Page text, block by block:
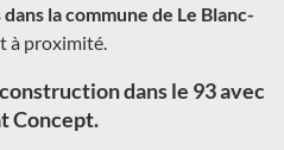
la commune de Le Blanc-
à proximité.
dans le 93 avec
Concept.